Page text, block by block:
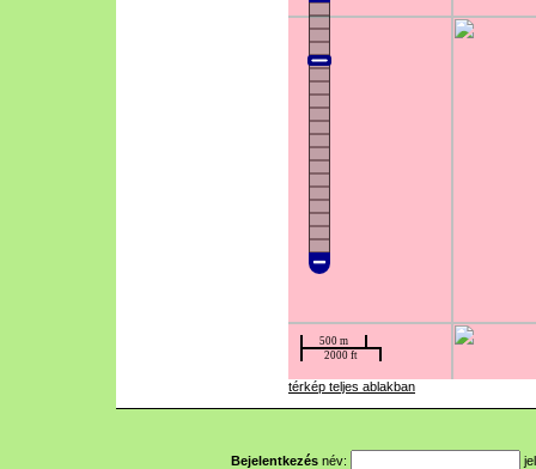
térkép teljes ablakban
Bejelentkezés név: